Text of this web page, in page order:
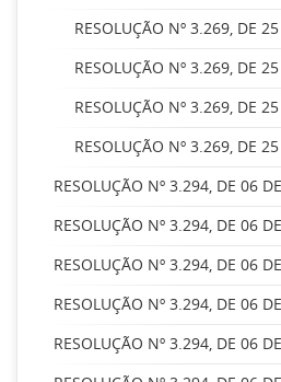
RESOLUÇÃO Nº 3.269, DE
RESOLUÇÃO Nº 3.269, DE
RESOLUÇÃO Nº 3.269, DE
RESOLUÇÃO Nº 3.269, DE
RESOLUÇÃO Nº 3.294, DE 06
RESOLUÇÃO Nº 3.294, DE 06
RESOLUÇÃO Nº 3.294, DE 06
RESOLUÇÃO Nº 3.294, DE 06
RESOLUÇÃO Nº 3.294, DE 06